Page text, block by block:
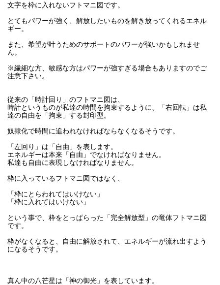
文字を枠に入れないフトマニ図です。
とてもパワーが強く、解放したいものを解き放ってくれるエネル
ギー。
また、希望が叶うためのサポートのパワーが強いかもしれませ
ん。
※繊細な方、敏感な方はパワーが強すぎる場合もありますのでご
注意下さい。
従来の「時計回り」のフトマニ図は、
時計というものが私達の時間を拘束するように、「右回転」は私
達の自由を「拘束」する封印型。
奴隷化で時間に追われなければならなくなるそうです。
「左回り」は「自由」を表します。
エネルギーは本来「自由」でなければなりません。
私達も自由に表現しなければなりません。
枠に入っているフトマニ図ではなく、
「枠にとらわれてはいけない」
「枠に入れてはいけない」
という事で、枠をとっぱらった「完全解放型」の竜体フトマニ図
です。
枠がなくなると、自由に解放されて、エネルギーが流れ出すよう
になるそうです。
真ん中の八芒星は「神の御光」を表しています。